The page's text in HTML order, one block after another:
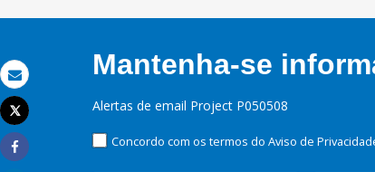
Email
Imprimir
Tweet
Share
Mantenha-se
Alertas de email Project P050508
Concordo com os termos do Aviso de